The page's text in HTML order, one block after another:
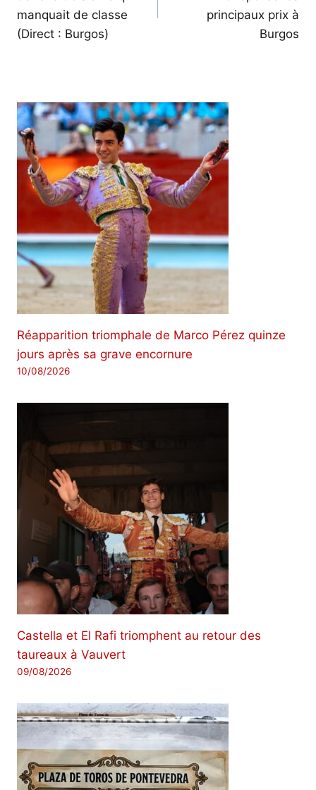
manquait de classe
(Direct : Burgos)
principaux prix à
Burgos
Réapparition triomphale de Marco Pérez quinze
jours après sa grave encornure
10/08/2026
Castella et El Rafi triomphent au retour des
taureaux à Vauvert
09/08/2026